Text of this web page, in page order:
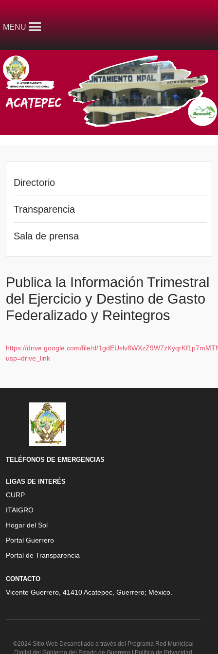
MENU
Directorio
Transparencia
Sala de prensa
Publica la Información Trimestral
del Ejercicio y Destino de Gasto
Federalizado y Reintegros
https://drive.google.com/file/d/
usp=drive_link
TELÉFONOS DE EMERGENCIAS
LIGAS DE INTERÉS
CURP
ITAIGRO
Hogar del Sol
Portal Guerrero
Portal de Transparencia
CONTACTO
Vicente Guerrero, 41410 Acatepec, Guerrero; México.
©2024 Sitio Web Desarrollado a través del Programa Red Municipal
Digital del Gobierno del Estado de Guerrero | Política de Privacidad